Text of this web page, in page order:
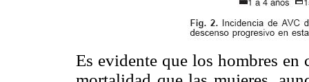
Es evidente que los hombres